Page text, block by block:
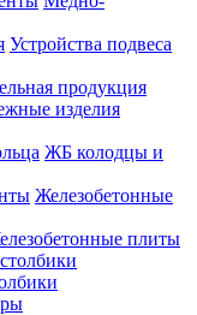
Устройства подвеса
продукция
изделия
ЖБ колодцы и
Железобетонные
плиты